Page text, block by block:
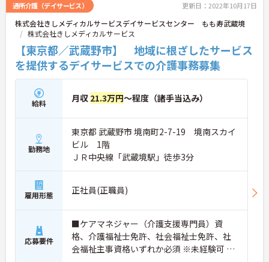
通所介護（デイサービス） 更新日：2022年10月17日
株式会社きしメディカルサービスデイサービスセンター もも寿武蔵境
株式会社きしメディカルサービス
【東京都／武蔵野市】 地域に根ざしたサービス
を提供するデイサービスでの介護事務募集
給料 月収 21.3万円～程度（諸手当込み）
勤務地
東京都 武蔵野市 境南町2-7-19 境南スカイ
ビル 1階
ＪＲ中央線「武蔵境駅」徒歩3分
雇用形態 正社員(正職員)
応募要件
■ケアマネジャー（介護支援専門員）資
格、介護福祉士免許、社会福祉士免許、社
会福祉主事資格いずれか必須 ※未経験可 ※